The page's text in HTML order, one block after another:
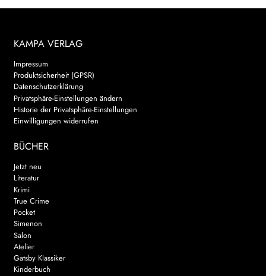
NEWSLETTER
WEITERE VERLAGE
Search:
KAMPA VERLAG
Impressum
Produktsicherheit (GPSR)
Datenschutzerklärung
Privatsphäre-Einstellungen ändern
Historie der Privatsphäre-Einstellungen
Einwilligungen widerrufen
BÜCHER
Jetzt neu
Literatur
Krimi
True Crime
Pocket
Simenon
Salon
Atelier
Gatsby Klassiker
Kinderbuch